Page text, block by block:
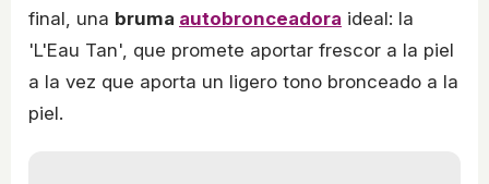
final, una bruma autobronceadora ideal: la
'L'Eau Tan', que promete aportar frescor a la piel
a la vez que aporta un ligero tono bronceado a la
piel.